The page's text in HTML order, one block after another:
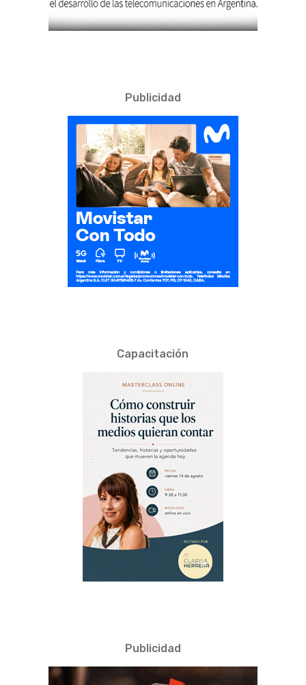
Publicidad
Capacitación
Publicidad